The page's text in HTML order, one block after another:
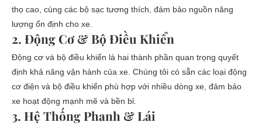
thọ cao, cùng các bộ sạc tương thích, đảm bảo nguồn năng
lượng ổn định cho xe.
2. Động Cơ & Bộ Điều Khiển
Động cơ và bộ điều khiển là hai thành phần quan trọng quyết
định khả năng vận hành của xe. Chúng tôi có sẵn các loại động
cơ điện và bộ điều khiển phù hợp với nhiều dòng xe, đảm bảo
xe hoạt động mạnh mẽ và bền bỉ.
3. Hệ Thống Phanh & Lái